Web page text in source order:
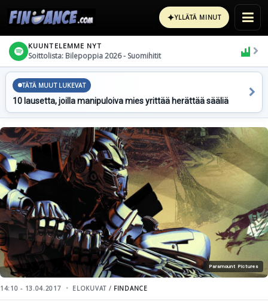
✦YLLÄTÄ MINUT
KUUNTELEMME NYT
Soittolista: Bilepoppia 2026 - Suomihitit
TÄTÄ MUUT LUKEVAT
10 lausetta, joilla manipuloiva mies yrittää herättää sääliä
Paramount Pictures
14:10 - 13.04.2017 ELOKUVAT / FINDANCE